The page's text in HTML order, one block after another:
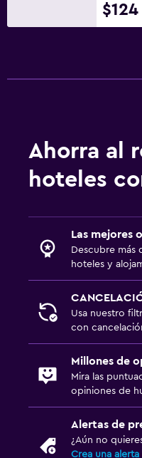
Estacionamiento y
Sistema de
Biblioteca
TV por cable o vía satélite
Servicio de streaming
Aire libre
Terraza/patio
Terraza
Comedor al aire libre
$124
Ahorra al
hoteles
Las mejores
Descubre más
hoteles y
Usa nuestro
con
Millones de
Mira las
opiniones de
Alertas de
¿Aún no
Crea una